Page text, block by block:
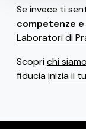
Se invece ti
competenze
Laboratori di
Scoprichi
fiduciainizia il